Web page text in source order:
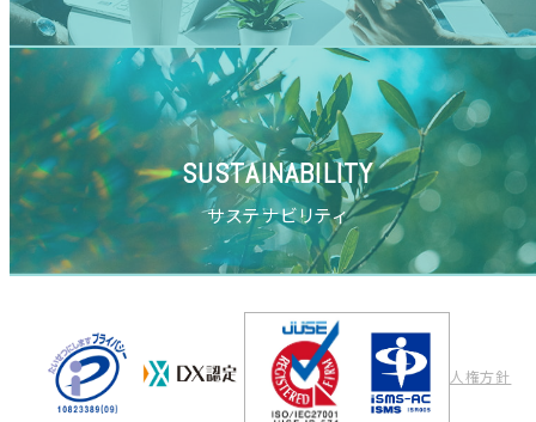
SUSTAINABILITY
サステナビリティ
人権方針